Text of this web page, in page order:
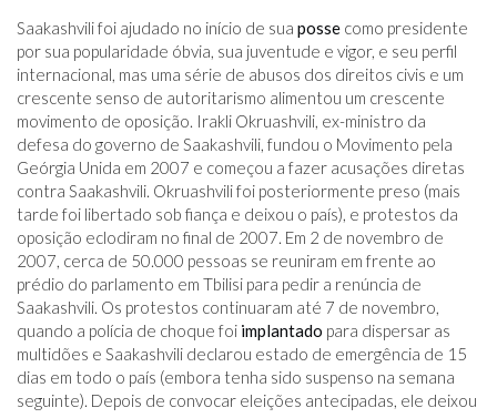
Saakashvili foi ajudado no início de sua posse como presidente
por sua popularidade óbvia, sua juventude e vigor, e seu perfil
internacional, mas uma série de abusos dos direitos civis e um
crescente senso de autoritarismo alimentou um crescente
movimento de oposição. Irakli Okruashvili, ex-ministro da
defesa do governo de Saakashvili, fundou o Movimento pela
Geórgia Unida em 2007 e começou a fazer acusações diretas
contra Saakashvili. Okruashvili foi posteriormente preso (mais
tarde foi libertado sob fiança e deixou o país), e protestos da
oposição eclodiram no final de 2007. Em 2 de novembro de
2007, cerca de 50.000 pessoas se reuniram em frente ao
prédio do parlamento em Tbilisi para pedir a renúncia de
Saakashvili. Os protestos continuaram até 7 de novembro,
quando a polícia de choque foi implantado para dispersar as
multidões e Saakashvili declarou estado de emergência de 15
dias em todo o país (embora tenha sido suspenso na semana
seguinte). Depois de convocar eleições antecipadas, ele deixou